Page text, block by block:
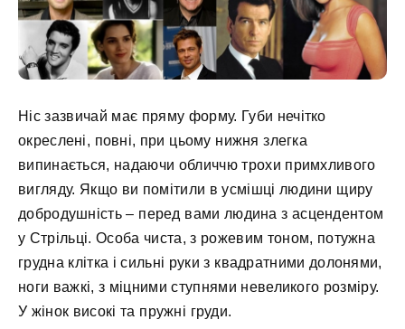
Ніс зазвичай має пряму форму. Губи нечітко
окреслені, повні, при цьому нижня злегка
випинається, надаючи обличчю трохи примхливого
вигляду. Якщо ви помітили в усмішці людини щиру
добродушність – перед вами людина з асцендентом
у Стрільці. Особа чиста, з рожевим тоном, потужна
грудна клітка і сильні руки з квадратними долонями,
ноги важкі, з міцними ступнями невеликого розміру.
У жінок високі та пружні груди.